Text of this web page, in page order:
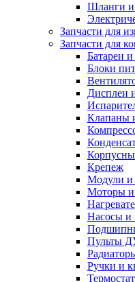
Шланги и
Запчасти для
Запчасти для
Батареи
Блоки
Дисплеи
Клапаны
Крепеж
Модули и
Моторы и
Насосы
Пульты
Ручки и